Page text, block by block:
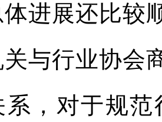
进展还比较
与行业协会
系，对于规